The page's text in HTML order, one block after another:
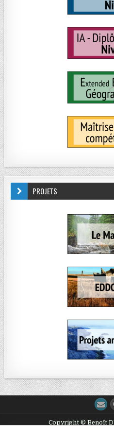
PROJETS
Copyright © Benoît